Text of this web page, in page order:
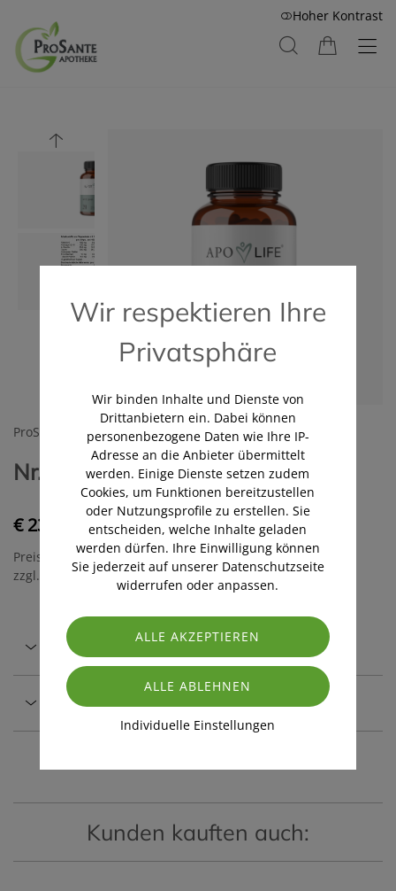
Hoher Kontrast
ProSante Apotheke
Nr. 21 ApoLife - Q-10 plus
€ 23,90
Preis inkl. MwSt.
zzgl. Versandkosten
Beschreibung
Sicher & regional
Kunden kauften auch:
Wir respektieren Ihre
Privatsphäre
Wir binden Inhalte und Dienste von
Drittanbietern ein. Dabei können
personenbezogene Daten wie Ihre IP-
Adresse an die Anbieter übermittelt
werden. Einige Dienste setzen zudem
Cookies, um Funktionen bereitzustellen
oder Nutzungsprofile zu erstellen. Sie
entscheiden, welche Inhalte geladen
werden dürfen. Ihre Einwilligung können
Sie jederzeit auf unserer Datenschutzseite
widerrufen oder anpassen.
Individuelle Einstellungen